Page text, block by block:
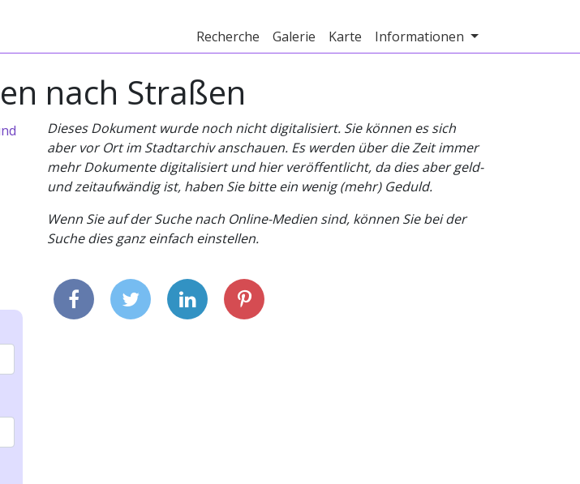
Recherche Galerie Karte Informationen
nach Straßen
Dieses Dokument wurde noch nicht digitalisiert. Sie können es sich
aber vor Ort im Stadtarchiv anschauen. Es werden über die Zeit immer
mehr Dokumente digitalisiert und hier veröffentlicht, da dies aber geld-
und zeitaufwändig ist, haben Sie bitte ein wenig (mehr) Geduld.
Wenn Sie auf der Suche nach Online-Medien sind, können Sie bei der
Suche dies ganz einfach einstellen.